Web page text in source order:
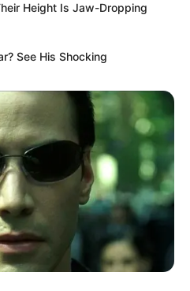
Height Is Jaw-Dropping
See His Shocking